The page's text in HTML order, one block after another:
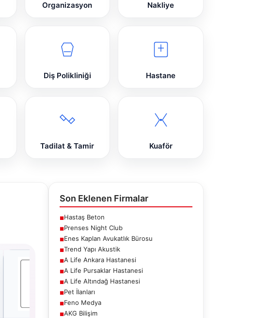
Organizasyon Nakliye
Diş Polikliniği Hastane
Tadilat & Tamir Kuaför
Son Eklenen Firmalar
■Hastaş Beton
■Prenses Night Club
■Enes Kaplan Avukatlık Bürosu
■Trend Yapı Akustik
■A Life Ankara Hastanesi
■A Life Pursaklar Hastanesi
■A Life Altındağ Hastanesi
■Pet İlanları
■Feno Medya
■AKG Bilişim